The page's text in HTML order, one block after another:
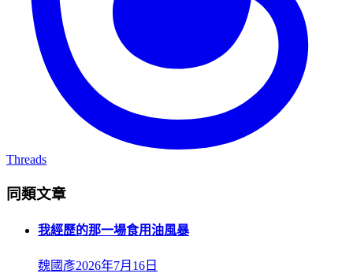
Threads
同類文章
我經歷的那一場食用油風暴
魏國彥2026年7月16日